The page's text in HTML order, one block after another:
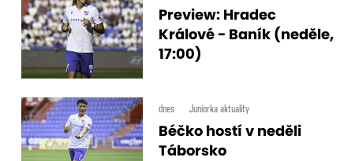
Preview: Hradec
Králové - Baník (neděle,
17:00)
dnes Juniorka aktuality
Béčko hostí v neděli
Táborsko